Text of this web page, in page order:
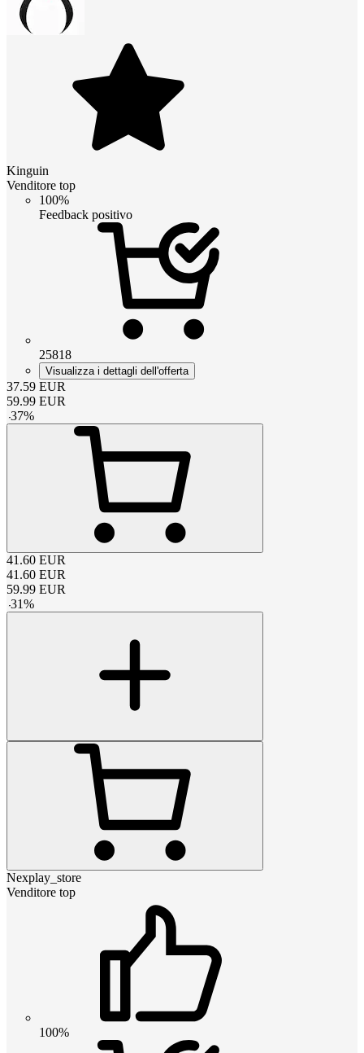
Kinguin
Venditore top
100%
Feedback positivo
25818
Visualizza i dettagli dell'offerta
37.59 EUR
59.99 EUR
-37%
41.60 EUR
41.60 EUR
59.99 EUR
-31%
Nexplay_store
Venditore top
100%